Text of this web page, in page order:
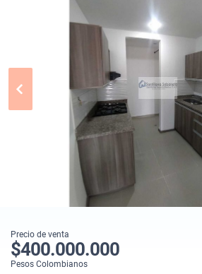
Precio de venta
$400.000.000
Pesos Colombianos